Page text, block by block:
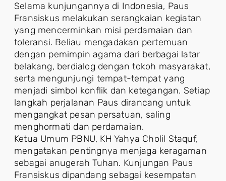
Selama kunjungannya di Indonesia, Paus
Fransiskus melakukan serangkaian kegiatan
yang mencerminkan misi perdamaian dan
toleransi. Beliau mengadakan pertemuan
dengan pemimpin agama dari berbagai latar
belakang, berdialog dengan tokoh masyarakat,
serta mengunjungi tempat-tempat yang
menjadi simbol konflik dan ketegangan. Setiap
langkah perjalanan Paus dirancang untuk
mengangkat pesan persatuan, saling
menghormati dan perdamaian.
Ketua Umum PBNU, KH Yahya Cholil Staquf,
mengatakan pentingnya menjaga keragaman
sebagai anugerah Tuhan. Kunjungan Paus
Fransiskus dipandang sebagai kesempatan